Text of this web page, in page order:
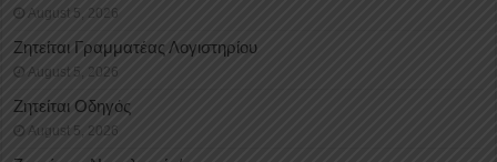
August 5, 2026
Ζητείται Γραμματέας Λογιστηρίου
August 5, 2026
Ζητείται Οδηγός
August 5, 2026